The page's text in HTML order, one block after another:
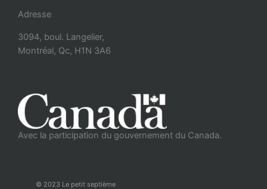
Adresse
3094, boul. Langelier,
Montréal, Qc, H1N 3A6
Avec la participation du gouvernement du Canada.
© 2023 Le petit septième